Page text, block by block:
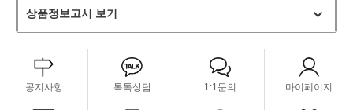
상품정보고시 보기
공지사항 톡톡상담 1:1문의 마이페이지